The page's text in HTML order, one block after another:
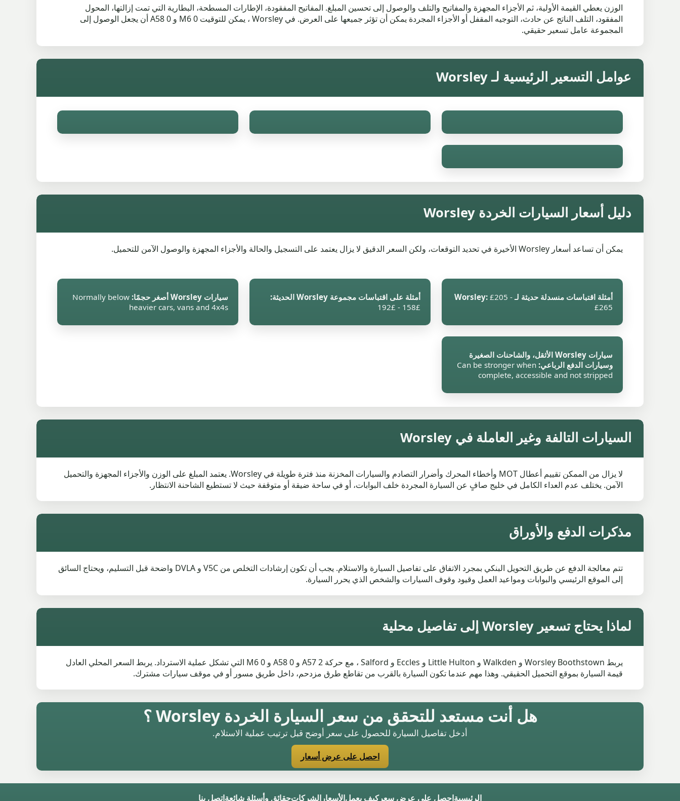
الوزن يعطي القيمة الأولية، ثم الأجزاء المجهزة والمفاتيح والتلف والوصول إلى تحسين المبلغ. المفاتيح المفقودة، الإطارات المسطحة، البطارية التي تمت إزالتها، المحول
المفقود، التلف الناتج عن حادث، التوجيه المقفل أو الأجزاء المجردة يمكن أن تؤثر جميعها على العرض. في Worsley ، يمكن للتوقيت M6 0 و A58 0 أن يجعل الوصول إلى
المجموعة عامل تسعير حقيقي.
عوامل التسعير الرئيسية لـ Worsley
دليل أسعار السيارات الخردة Worsley
يمكن أن تساعد أسعار Worsley الأخيرة في تحديد التوقعات، ولكن السعر الدقيق لا يزال يعتمد على التسجيل والحالة والأجزاء المجهزة والوصول الآمن للتحميل.
أمثلة اقتباسات منسدلة حديثة لـ Worsley:£205 -
£265
أمثلة على اقتباسات مجموعة Worsley الحديثة:
£158 - £192
سيارات Worsley أصغر حجمًا:
Normally below
heavier cars, vans and 4x4s
سيارات Worsley الأثقل، والشاحنات الصغيرة
وسيارات الدفع الرباعي: Can be stronger when
complete, accessible and not stripped
السيارات التالفة وغير العاملة في Worsley
لا يزال من الممكن تقييم أعطال MOT وأخطاء المحرك وأضرار التصادم والسيارات المخزنة منذ فترة طويلة في Worsley. يعتمد المبلغ على الوزن والأجزاء المجهزة والتحميل
الآمن. يختلف عدم العداء الكامل في خليج صافٍ عن السيارة المجردة خلف البوابات، أو في ساحة ضيقة أو متوقفة حيث لا تستطيع الشاحنة الانتظار.
مذكرات الدفع والأوراق
تتم معالجة الدفع عن طريق التحويل البنكي بمجرد الاتفاق على تفاصيل السيارة والاستلام. يجب أن تكون إرشادات التخلص من V5C و DVLA واضحة قبل التسليم، ويحتاج السائق
إلى الموقع الرئيسي والبوابات ومواعيد العمل وقيود وقوف السيارات والشخص الذي يحرر السيارة.
لماذا يحتاج تسعير Worsley إلى تفاصيل محلية
يربط Worsley Boothstown و Walkden و Little Hulton و Eccles و Salford ، مع حركة A57 2 و A58 0 و M6 0 التي تشكل عملية الاسترداد. يربط السعر المحلي العادل
قيمة السيارة بموقع التحميل الحقيقي. وهذا مهم عندما تكون السيارة بالقرب من تقاطع طرق مزدحم، داخل طريق مسور أو في موقف سيارات مشترك.
هل أنت مستعد للتحقق من سعر السيارة الخردة Worsley ؟
أدخل تفاصيل السيارة للحصول على سعر أوضح قبل ترتيب عملية الاستلام.
احصل على عرض أسعار
الرئيسيةاحصل على عرض سعركيف يعملالأسعارالشركاتحقائق وأسئلة شائعةاتصل بنا